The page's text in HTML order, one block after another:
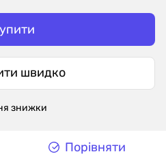
швидко
знижки
Порівняти